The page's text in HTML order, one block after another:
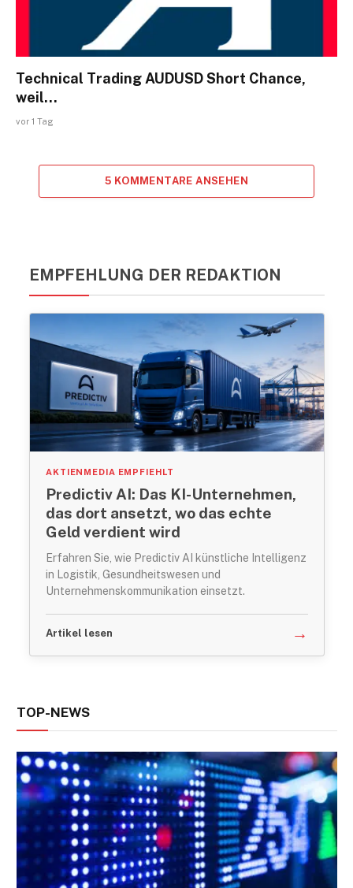
Technical Trading AUDUSD Short Chance,
weil…
vor 1 Tag
5 KOMMENTARE ANSEHEN
EMPFEHLUNG DER REDAKTION
AKTIENMEDIA EMPFIEHLT
Predictiv AI: Das KI-Unternehmen,
das dort ansetzt, wo das echte
Geld verdient wird
Erfahren Sie, wie Predictiv AI künstliche Intelligenz
in Logistik, Gesundheitswesen und
Unternehmenskommunikation einsetzt.
Artikel lesen →
TOP-NEWS